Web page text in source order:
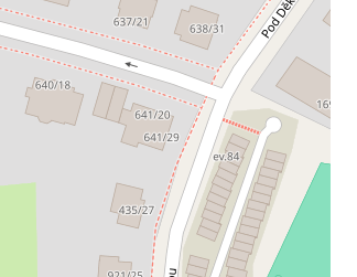
Pronájem kanceláře 17 m², Praha 7